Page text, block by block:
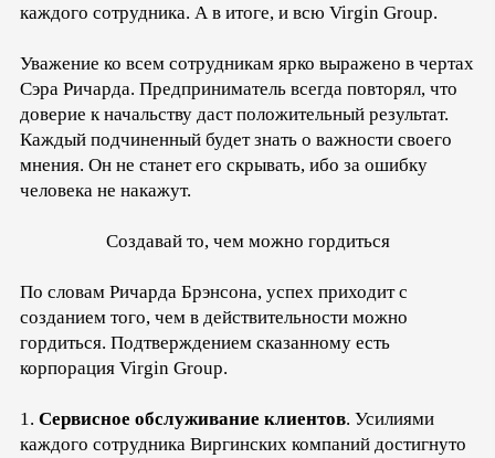
каждого сотрудника. А в итоге, и всю Virgin Group.
Уважение ко всем сотрудникам ярко выражено в чертах
Сэра Ричарда. Предприниматель всегда повторял, что
доверие к начальству даст положительный результат.
Каждый подчиненный будет знать о важности своего
мнения. Он не станет его скрывать, ибо за ошибку
человека не накажут.
Создавай то, чем можно гордиться
По словам Ричарда Брэнсона, успех приходит с
созданием того, чем в действительности можно
гордиться. Подтверждением сказанному есть
корпорация Virgin Group.
1. Сервисное обслуживание клиентов. Усилиями
каждого сотрудника Виргинских компаний достигнуто